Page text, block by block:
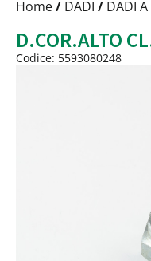
Peso
Quantità
Home/ DADI / DADI
D.COR.ALTO
Codice: 5593080248